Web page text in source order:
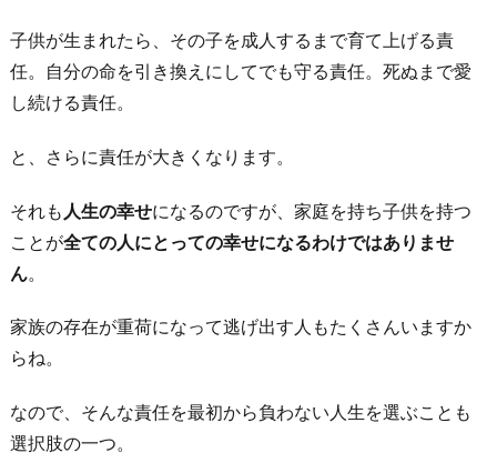
子供が生まれたら、その子を成人するまで育て上げる責
任。自分の命を引き換えにしてでも守る責任。死ぬまで愛
し続ける責任。
と、さらに責任が大きくなります。
それも 人生の幸せになるのですが、家庭を持ち子供を持つ
ことが全ての人にとっての幸せになるわけではありませ
ん。
家族の存在が重荷になって逃げ出す人もたくさんいますか
らね。
なので、そんな責任を最初から負わない人生を選ぶことも
選択肢の一つ。